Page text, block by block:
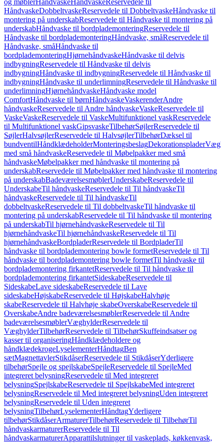
og møblerHåndvaskeHåndvaskeReservedele til
HåndvaskeDobbeltvaskeReservedele til DobbeltvaskeHåndvaske til
montering på underskabReservedele til Håndvaske til montering på
underskabHåndvaske til bordplademonteringReservedele til
Håndvaske til bordplademonteringHåndvaske, småReservedele til
Håndvaske, småHåndvaske til
bordplademonteringHjørnehåndvaskeHåndvaske til delvis
indbygningReservedele til Håndvaske til delvis
indbygningHåndvaske til indbygningReservedele til Håndvaske til
indbygningHåndvaske til underlimningReservedele til Håndvaske til
underlimningHjørnehåndvaskeHåndvaske model
ComfortHåndvaske til børnHåndvaskeVaskerenderAndre
håndvaskeReservedele til Andre håndvaskeVaskeReservedele til
VaskeVaskeReservedele til VaskeMultifunktionel vaskReservedele
til Multifunktionel vaskGipsvaskeTilbehørSøjlerReservedele til
SøjlerHalvsøjlerReservedele til HalvsøjlerTilbehørDæksel til
bundventilHåndklædeholderMonteringsbeslagDekorationsplader
med små håndvaskeReservedele til Møbelpakker med små
håndvaskeMøbelpakker med håndvaske til montering på
underskabReservedele til Møbelpakker med håndvaske til montering
på underskabBadeværelsesmøblerUnderskabeReservedele til
UnderskabeTil håndvaskeReservedele til Til håndvaskeTil
håndvaskeReservedele til Til håndvaskeTil
dobbeltvaskeReservedele til Til dobbeltvaskeTil håndvaske til
montering på underskabReservedele til Til håndvaske til montering
på underskabTil hjørnehåndvaskeReservedele til Til
hjørnehåndvaskeTil hjørnehåndvaskeReservedele til Til
hjørnehåndvaskeBordpladerReservedele til BordpladerTil
håndvaske til bordplademontering bowle formetReservedele til Til
håndvaske til bordplademontering bowle formetTil håndvaske til
bordplademontering firkantetReservedele til Til håndvaske til
bordplademontering firkantetSideskabeReservedele til
SideskabeLave sideskabeReservedele til Lave
sideskabeHøjskabeReservedele til HøjskabeHalvhøje
skabeReservedele til Halvhøje skabeOverskabeReservedele til
OverskabeAndre badeværelsesmøblerReservedele til Andre
badeværelsesmøblerVæghylderReservedele til
VæghylderTilbehørReservedele til TilbehørSkuffeindsatser og
kasser til organiseringHåndklædeholdere og
håndklædekrogeLyselementerHåndtagBen
sætMagnettavlerStikdåserReservedele til StikdåserYderligere
tilbehørSpejle og spejlskabeSpejleReservedele til SpejleMed
integreret belysningReservedele til Med integreret
belysningSpejlskabeReservedele til SpejlskabeMed integreret
belysningReservedele til Med integreret belysningUden integreret
belysningReservedele til Uden integreret
belysningTilbehørLyselementerHåndtagYderligere
tilbehørStikdåserArmaturerTilbehørReservedele til TilbehørTil
håndvaskarmaturerReservedele til Til
håndvaskarmaturerApparattilslutninger til vaskeplads, køkkenvask,